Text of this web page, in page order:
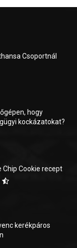
Csoportnál
hogy
kockázatokat?
Chip Cookie recept
kerékpáros